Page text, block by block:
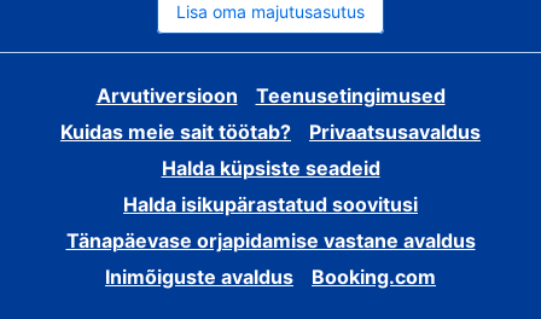
Lisa oma majutusasutus
Arvutiversioon
Teenusetingimused
Kuidas meie sait töötab?
Privaatsusavaldus
Halda küpsiste seadeid
Halda isikupärastatud soovitusi
Tänapäevase orjapidamise vastane avaldus
Inimõiguste avaldus
Booking.com